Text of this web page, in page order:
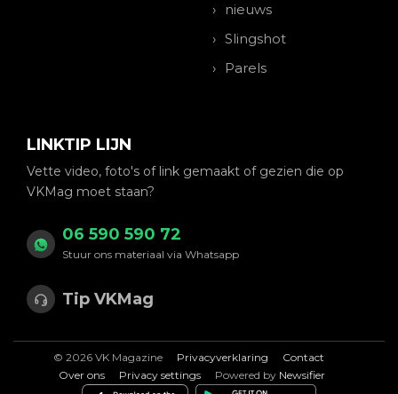
nieuws
Slingshot
Parels
LINKTIP LIJN
Vette video, foto's of link gemaakt of gezien die op
VKMag moet staan?
06 590 590 72
Stuur ons materiaal via Whatsapp
Tip VKMag
© 2026 VK Magazine Privacyverklaring
Contact
Over ons
Privacy settings Powered by Newsifier